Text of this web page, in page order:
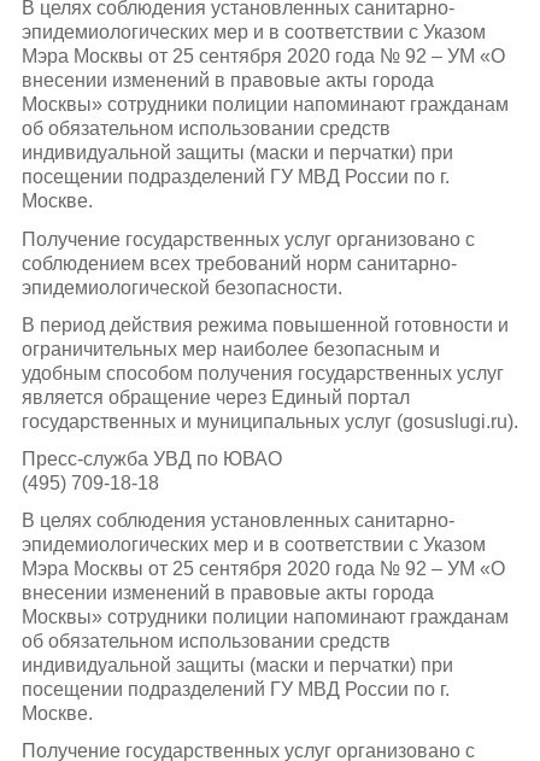
В целях соблюдения установленных санитарно-
эпидемиологических мер и в соответствии с Указом
Мэра Москвы от 25 сентября 2020 года № 92 – УМ «О
внесении изменений в правовые акты города
Москвы» сотрудники полиции напоминают гражданам
об обязательном использовании средств
индивидуальной защиты (маски и перчатки) при
посещении подразделений ГУ МВД России по г.
Москве.
Получение государственных услуг организовано с
соблюдением всех требований норм санитарно-
эпидемиологической безопасности.
В период действия режима повышенной готовности и
ограничительных мер наиболее безопасным и
удобным способом получения государственных услуг
является обращение через Единый портал
государственных и муниципальных услуг (gosuslugi.ru).
Пресс-служба УВД по ЮВАО
(495) 709-18-18
В целях соблюдения установленных санитарно-
эпидемиологических мер и в соответствии с Указом
Мэра Москвы от 25 сентября 2020 года № 92 – УМ «О
внесении изменений в правовые акты города
Москвы» сотрудники полиции напоминают гражданам
об обязательном использовании средств
индивидуальной защиты (маски и перчатки) при
посещении подразделений ГУ МВД России по г.
Москве.
Получение государственных услуг организовано с